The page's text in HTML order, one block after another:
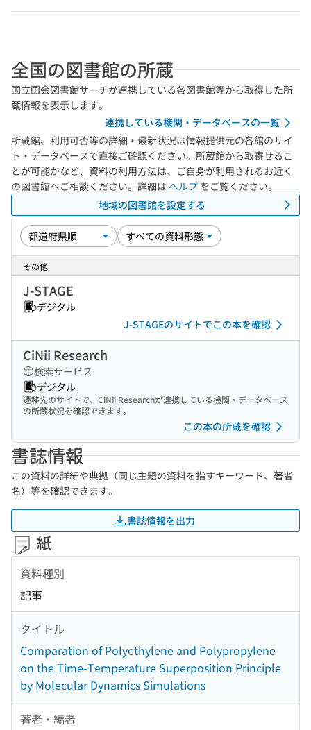
全国の図書館の所蔵
国立国会図書館サーチが連携している各図書館等から取得した所
蔵情報を表示します。
連携している機関・データベースの一覧
所蔵館、利用可否等の詳細・最新状況は情報提供元の各館のサイ
ト・データベースで直接ご確認ください。所蔵館から取寄せるこ
とが可能かなど、資料の利用方法は、ご自身が利用されるお近く
の図書館へご相談ください。詳細は ヘルプ をご覧ください。
地域の図書館を設定する
その他
J-STAGE
デジタル
J-STAGEのサイトでこの本を確認
CiNii Research
検索サービス
デジタル
遷移先のサイトで、CiNii Researchが連携している機関・データベース
の所蔵状況を確認できます。
この本の所蔵を確認
書誌情報
この資料の詳細や典拠（同じ主題の資料を指すキーワード、著者
名）等を確認できます。
書誌情報を出力
紙
資料種別
記事
タイトル
Comparation of Polyethylene and Polypropylene
on the Time-Temperature Superposition Principle
by Molecular Dynamics Simulations
著者・編者